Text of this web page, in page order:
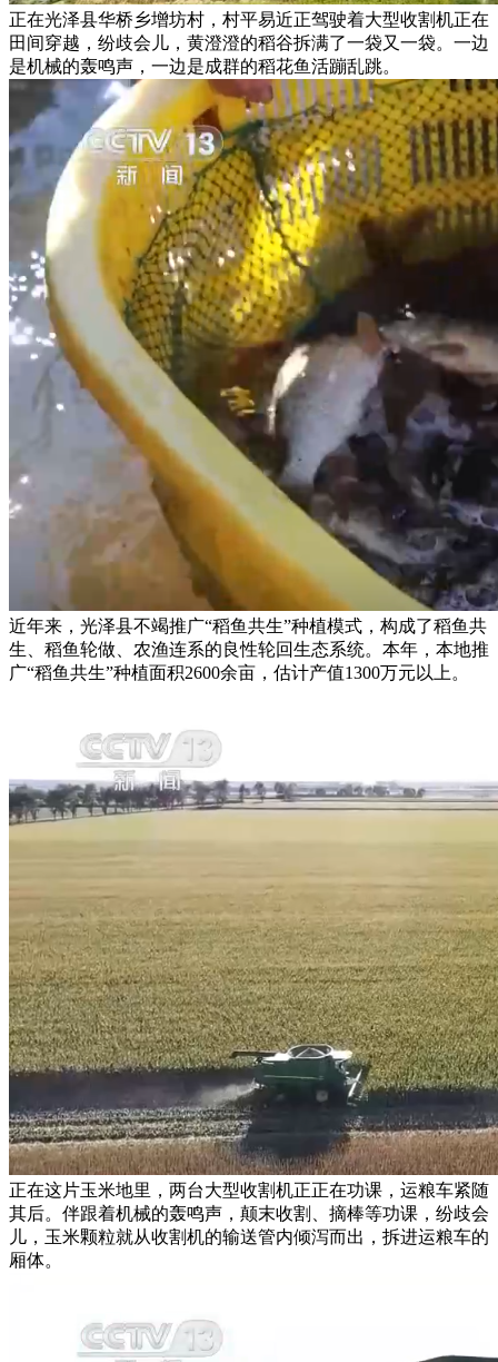
正在光泽县华桥乡增坊村，村平易近正驾驶着大型收割机正在
田间穿越，纷歧会儿，黄澄澄的稻谷拆满了一袋又一袋。一边
是机械的轰鸣声，一边是成群的稻花鱼活蹦乱跳。
近年来，光泽县不竭推广“稻鱼共生”种植模式，构成了稻鱼共
生、稻鱼轮做、农渔连系的良性轮回生态系统。本年，本地推
广“稻鱼共生”种植面积2600余亩，估计产值1300万元以上。
正在这片玉米地里，两台大型收割机正正在功课，运粮车紧随
其后。伴跟着机械的轰鸣声，颠末收割、摘棒等功课，纷歧会
儿，玉米颗粒就从收割机的输送管内倾泻而出，拆进运粮车的
厢体。